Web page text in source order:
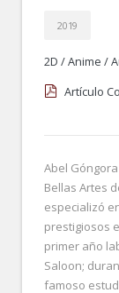
2019
2D /Anime /
Artículo
Abel
Bellas Artes
especializó
prestigiosos
primer año
Saloon;
famoso